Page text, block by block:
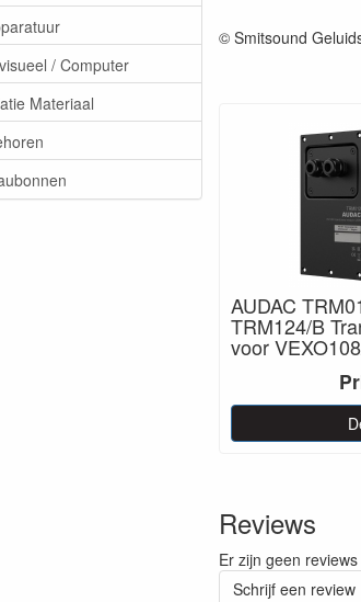
/ Computer
Materiaal
© Smitsound
AUDAC
TRM124/B
voor
Reviews
Er zijn geen
Schrijf een review